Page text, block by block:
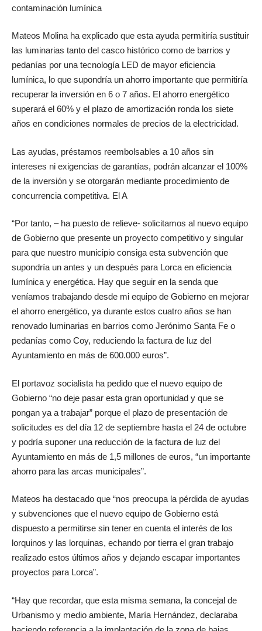
contaminación lumínica
Mateos Molina ha explicado que esta ayuda permitiría sustituir
las luminarias tanto del casco histórico como de barrios y
pedanías por una tecnología LED de mayor eficiencia
lumínica, lo que supondría un ahorro importante que permitiría
recuperar la inversión en 6 o 7 años. El ahorro energético
superará el 60% y el plazo de amortización ronda los siete
años en condiciones normales de precios de la electricidad.
Las ayudas, préstamos reembolsables a 10 años sin
intereses ni exigencias de garantías, podrán alcanzar el 100%
de la inversión y se otorgarán mediante procedimiento de
concurrencia competitiva. El A
“Por tanto, – ha puesto de relieve- solicitamos al nuevo equipo
de Gobierno que presente un proyecto competitivo y singular
para que nuestro municipio consiga esta subvención que
supondría un antes y un después para Lorca en eficiencia
lumínica y energética. Hay que seguir en la senda que
veníamos trabajando desde mi equipo de Gobierno en mejorar
el ahorro energético, ya durante estos cuatro años se han
renovado luminarias en barrios como Jerónimo Santa Fe o
pedanías como Coy, reduciendo la factura de luz del
Ayuntamiento en más de 600.000 euros”.
El portavoz socialista ha pedido que el nuevo equipo de
Gobierno “no deje pasar esta gran oportunidad y que se
pongan ya a trabajar” porque el plazo de presentación de
solicitudes es del día 12 de septiembre hasta el 24 de octubre
y podría suponer una reducción de la factura de luz del
Ayuntamiento en más de 1,5 millones de euros, “un importante
ahorro para las arcas municipales”.
Mateos ha destacado que “nos preocupa la pérdida de ayudas
y subvenciones que el nuevo equipo de Gobierno está
dispuesto a permitirse sin tener en cuenta el interés de los
lorquinos y las lorquinas, echando por tierra el gran trabajo
realizado estos últimos años y dejando escapar importantes
proyectos para Lorca”.
“Hay que recordar, que esta misma semana, la concejal de
Urbanismo y medio ambiente, María Hernández, declaraba